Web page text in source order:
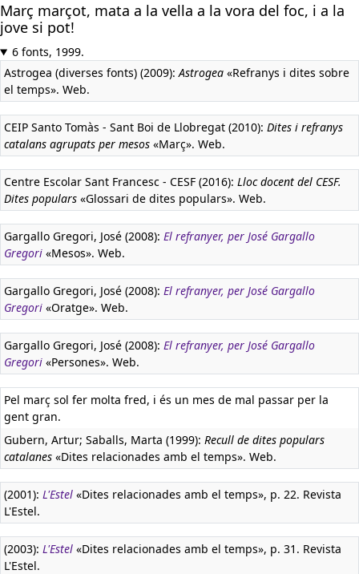
Març marçot, mata a la vella a la vora del foc, i a la
jove si pot!
6 fonts, 1999.
Astrogea (diverses fonts) (2009):Astrogea «Refranys i dites sobre
el temps». Web.
CEIP Santo Tomàs - Sant Boi de Llobregat (2010): Dites i refranys
catalans agrupats per mesos «Març». Web.
Centre Escolar Sant Francesc - CESF (2016): Lloc docent del CESF.
Dites populars «Glossari de dites populars». Web.
Gargallo Gregori, José (2008): El refranyer, per José Gargallo
Gregori «Mesos». Web.
Gargallo Gregori, José (2008): El refranyer, per José Gargallo
Gregori «Oratge». Web.
Gargallo Gregori, José (2008): El refranyer, per José Gargallo
Gregori «Persones». Web.
Pel març sol fer molta fred, i és un mes de mal passar per la
gent gran.
Gubern, Artur; Saballs, Marta (1999): Recull de dites populars
catalanes «Dites relacionades amb el temps». Web.
(2001): L'Estel «Dites relacionades amb el temps», p. 22. Revista
L'Estel.
(2003): L'Estel «Dites relacionades amb el temps», p. 31. Revista
L'Estel.